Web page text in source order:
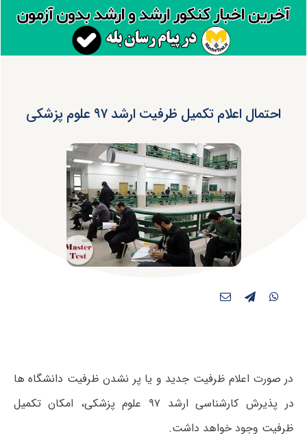
احتمال اعلام تکمیل ظرفیت ارشد ۹۷ علوم پزشکی
در صورت اعلام ظرفیت جدید و یا پر نشدن ظرفیت دانشگاه ها
در پذیرش کارشناسی ارشد ۹۷ علوم پزشکی، امکان تکمیل
ظرفیت وجود خواهد داشت.